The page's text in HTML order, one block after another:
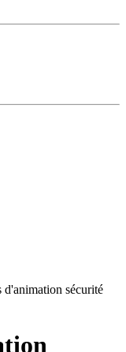
d'animation sécurité